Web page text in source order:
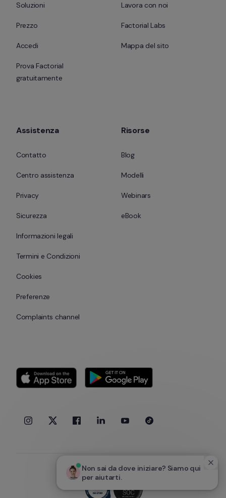
Non sai da dove iniziare? Siamo qui
per aiutarti.
Soluzioni
Prezzo
Accedi
Prova Factorial
gratuitamente
Lavora con noi
Factorial Labs
Mappa del sito
Assistenza
Contatto
Centro assistenza
Privacy
Sicurezza
Informazioni legali
Termini e Condizioni
Cookies
Preferenze
Complaints channel
Risorse
Blog
Modelli
Webinars
eBook